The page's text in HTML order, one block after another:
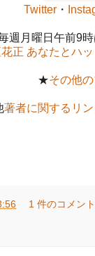
Twitter ・
週月曜日午前9
正 あなたとハッ
★その他
著者に関するリ
1 件のコメン